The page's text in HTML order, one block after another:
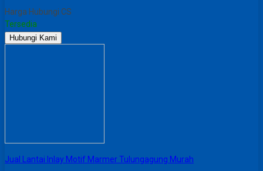
Harga Hubungi CS
Tersedia
Hubungi Kami
Jual Lantai Inlay Motif Marmer Tulungagung Murah